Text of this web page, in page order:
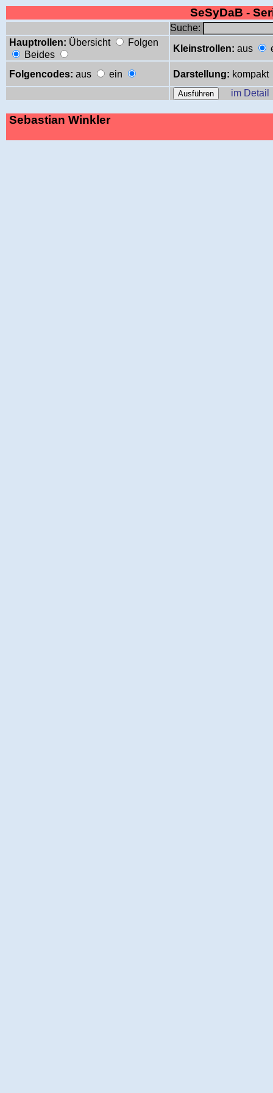
SeSyDaB -
Suche:
Hauptrollen: Übersicht
Folgen
Beides
Kleinstrollen: aus
Folgencodes: aus ein Darstellung: kompakt
im Detail
Sebastian Winkler